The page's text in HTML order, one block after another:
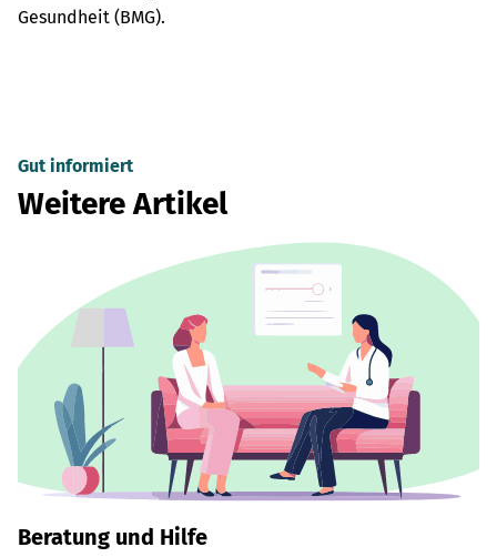
Gesundheit (BMG).
Gut informiert
Weitere Artikel
Beratung und Hilfe